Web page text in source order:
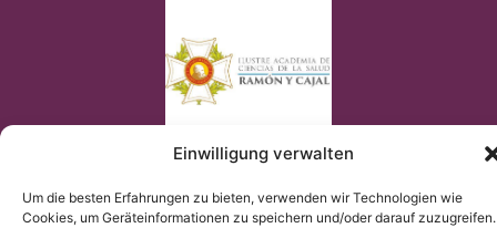
Einwilligung verwalten
Um die besten Erfahrungen zu bieten, verwenden wir Technologien wie
Cookies, um Geräteinformationen zu speichern und/oder darauf zuzugreifen.